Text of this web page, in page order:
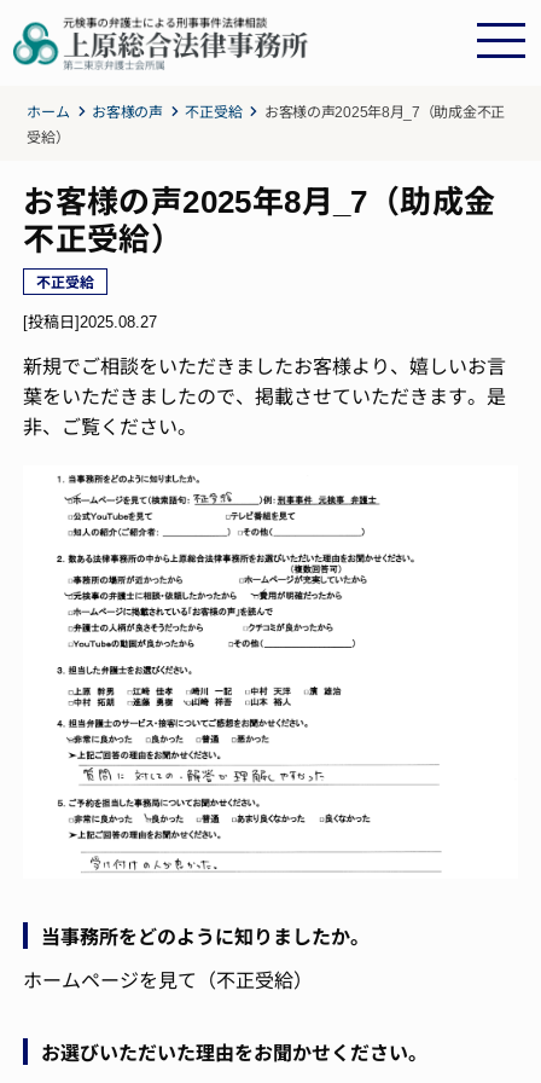
ホーム お客様の声 不正受給
お客様の声2025年8月_7（助成金不正
受給）
お客様の声2025年8月_7（助成金
不正受給）
不正受給
[投稿日]2025.08.27
新規でご相談をいただきましたお客様より、嬉しいお言
葉をいただきましたので、掲載させていただきます。是
非、ご覧ください。
当事務所をどのように知りましたか。
ホームページを見て（不正受給）
お選びいただいた理由をお聞かせください。